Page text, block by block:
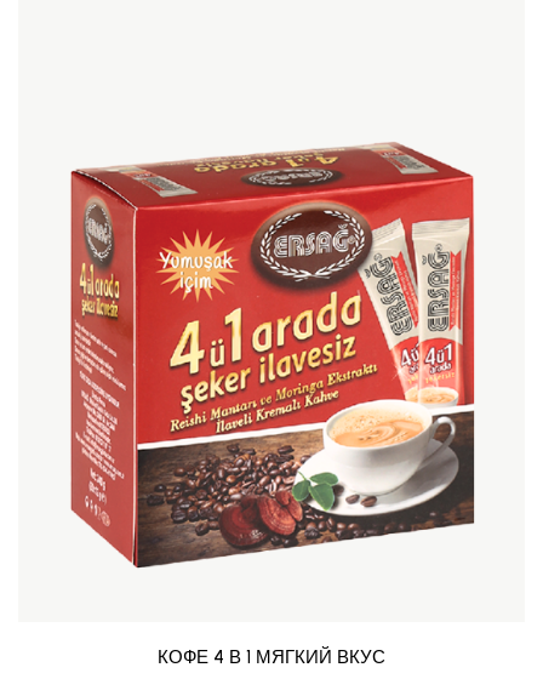
КОФЕ 4 В 1 МЯГКИЙ ВКУС